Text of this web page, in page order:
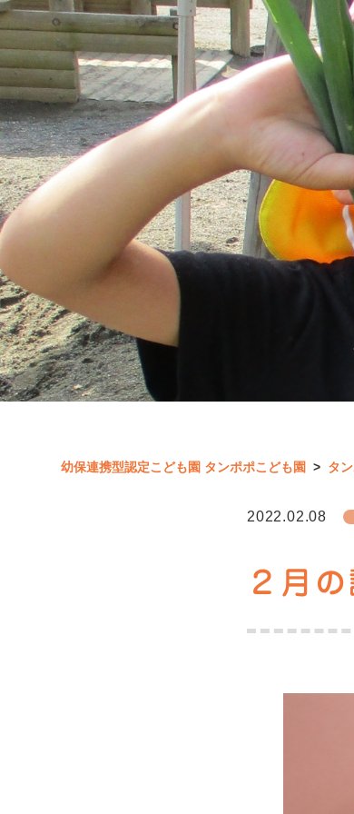
幼保連携型認定こども園 タンポポこども園 > タ
2022.02.08
２月